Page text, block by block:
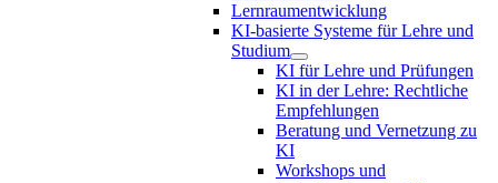
Lernraumentwicklung
KI-basierte Systeme für Lehre und
Studium
KI für Lehre und Prüfungen
KI in der Lehre: Rechtliche
Empfehlungen
Beratung und Vernetzung zu
KI
Workshops und